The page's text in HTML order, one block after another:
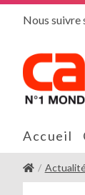
Nous suivre
Accueil